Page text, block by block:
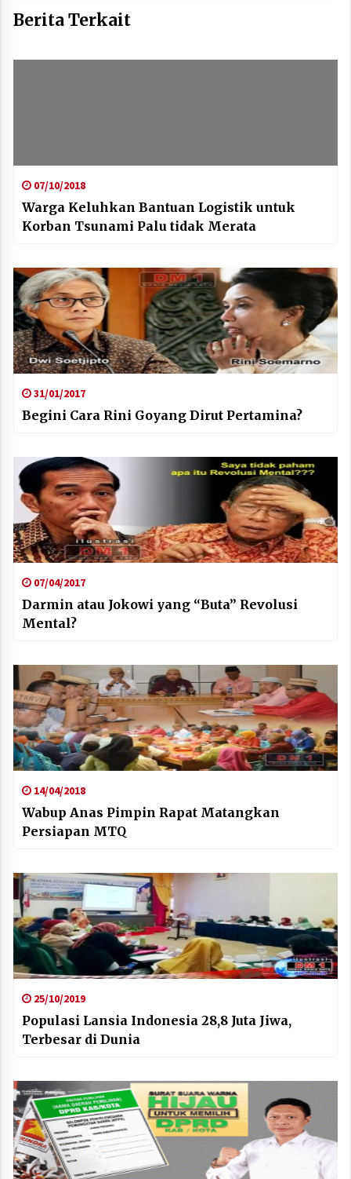
Berita Terkait
07/10/2018
Warga Keluhkan Bantuan Logistik untuk
Korban Tsunami Palu tidak Merata
31/01/2017
Begini Cara Rini Goyang Dirut Pertamina?
07/04/2017
Darmin atau Jokowi yang “Buta” Revolusi
Mental?
14/04/2018
Wabup Anas Pimpin Rapat Matangkan
Persiapan MTQ
25/10/2019
Populasi Lansia Indonesia 28,8 Juta Jiwa,
Terbesar di Dunia